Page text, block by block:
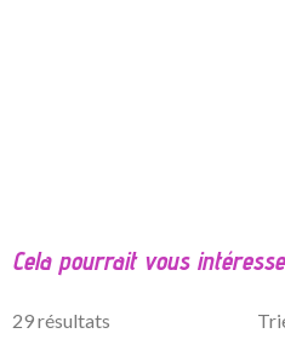
u
t
Cela pourrait vous
29 résultats